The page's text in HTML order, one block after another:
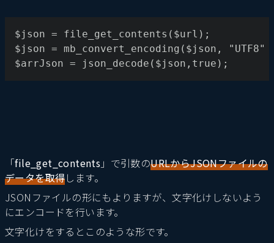
$json = file_get_contents($url);
$json = mb_convert_encoding($json,
$arrJson = json_decode($json,true);
「file_get_contents 」で引数のURLからJSONファイルの
データを取得します。
JSONファイルの形にもよりますが、文字化けしないよう
にエンコードを行います。
文字化けをするとこのような形です。